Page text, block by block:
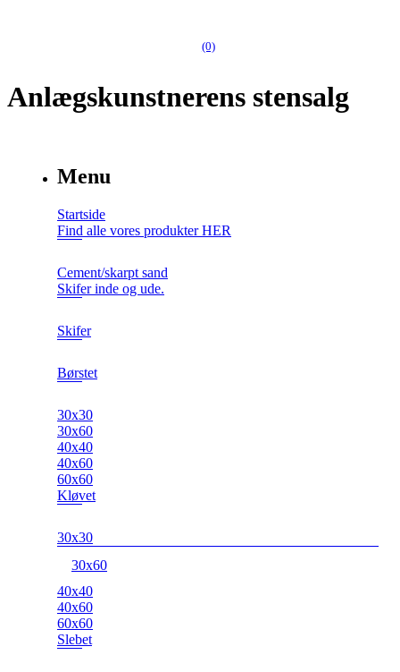
(0)
Anlægskunstnerens stensalg
Menu
Startside
Find alle vores produkter HER
Cement/skarpt sand
Skifer inde og ude.
Skifer
Børstet
30x30
30x60
40x40
40x60
60x60
Kløvet
30x30
30x60
40x40
40x60
60x60
Slebet